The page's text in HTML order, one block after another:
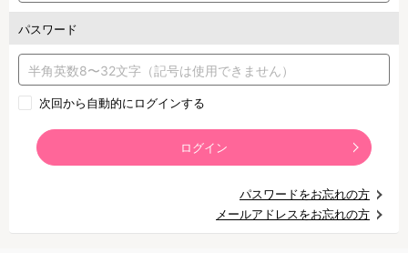
パスワード
次回から自動的にログインする
ログイン
パスワードをお忘れの方
メールアドレスをお忘れの方